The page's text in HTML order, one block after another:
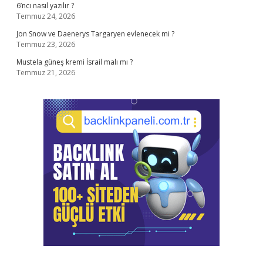
6’ncı nasıl yazılır ?
Temmuz 24, 2026
Jon Snow ve Daenerys Targaryen evlenecek mi ?
Temmuz 23, 2026
Mustela güneş kremi İsrail malı mı ?
Temmuz 21, 2026